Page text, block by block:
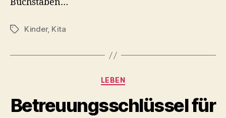
Schlagwörter
Kinder, Kita
Kategorien
LEBEN
Betreuungsschlüssel für